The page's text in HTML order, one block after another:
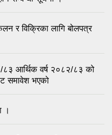
र विक्रिका लागि बोलपत्र
८३ आर्थिक वर्ष २०८२/८३ को
समावेश भएको
।